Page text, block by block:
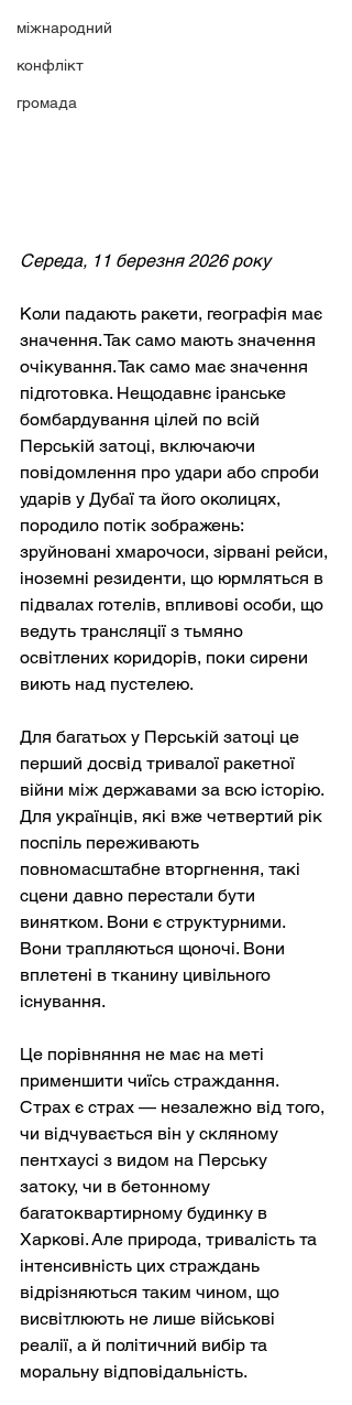
міжнародний
конфлікт
громада
Середа, 11 березня 2026 року
Коли падають ракети, географія має
значення. Так само мають значення
очікування. Так само має значення
підготовка. Нещодавнє іранське
бомбардування цілей по всій
Перській затоці, включаючи
повідомлення про удари або спроби
ударів у Дубаї та його околицях,
породило потік зображень:
зруйновані хмарочоси, зірвані рейси,
іноземні резиденти, що юрмляться в
підвалах готелів, впливові особи, що
ведуть трансляції з тьмяно
освітлених коридорів, поки сирени
виють над пустелею.
Для багатьох у Перській затоці це
перший досвід тривалої ракетної
війни між державами за всю історію.
Для українців, які вже четвертий рік
поспіль переживають
повномасштабне вторгнення, такі
сцени давно перестали бути
винятком. Вони є структурними.
Вони трапляються щоночі. Вони
вплетені в тканину цивільного
існування.
Це порівняння не має на меті
применшити чиїсь страждання.
Страх є страх — незалежно від того,
чи відчувається він у скляному
пентхаусі з видом на Перську
затоку, чи в бетонному
багатоквартирному будинку в
Харкові. Але природа, тривалість та
інтенсивність цих страждань
відрізняються таким чином, що
висвітлюють не лише військові
реалії, а й політичний вибір та
моральну відповідальність.